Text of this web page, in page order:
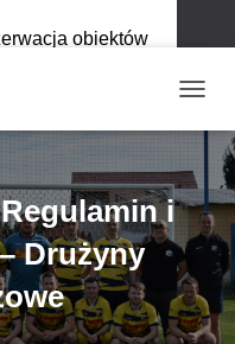
obiektów
R
E
Ł
Ą
C
N
A
W
i
Drużyny